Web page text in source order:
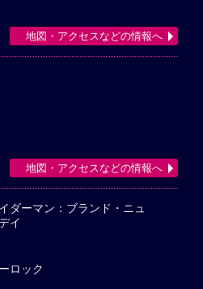
地図・アクセスなどの情報へ
ダーマン：ブランド・ニュ
イ
ロック
地図・アクセスなどの情報へ